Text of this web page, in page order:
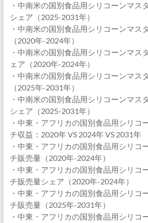
・中南米の国別食品用シリコーンマス
シェア（2025-2031年）
・中南米の国別食品用シリコーンマス
（2020年-2024年）
・中南米の国別食品用シリコーンマス
ェア（2020年-2024年）
・中南米の国別食品用シリコーンマス
（2025年-2031年）
・中南米の国別食品用シリコーンマス
シェア（2025-2031年）
・中東・アフリカの国別食品用シリコ
チ収益：2020年 VS 2024年 VS 2031年
・中東・アフリカの国別食品用シリコ
チ販売量（2020年-2024年）
・中東・アフリカの国別食品用シリコ
チ販売量シェア（2020年-2024年）
・中東・アフリカの国別食品用シリコ
チ販売量（2025年-2031年）
・中東・アフリカの国別食品用シリコ